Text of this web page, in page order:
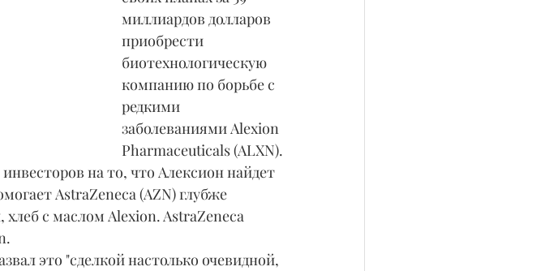
миллиардов долларов
приобрести
биотехнологическую
компанию по борьбе с
редкими
заболеваниями Alexion
Pharmaceuticals (ALXN).
на то, что Алексион найдет
AstraZeneca (AZN) глубже
хлеб с маслом Alexion. AstraZeneca
это "сделкой настолько очевидной,